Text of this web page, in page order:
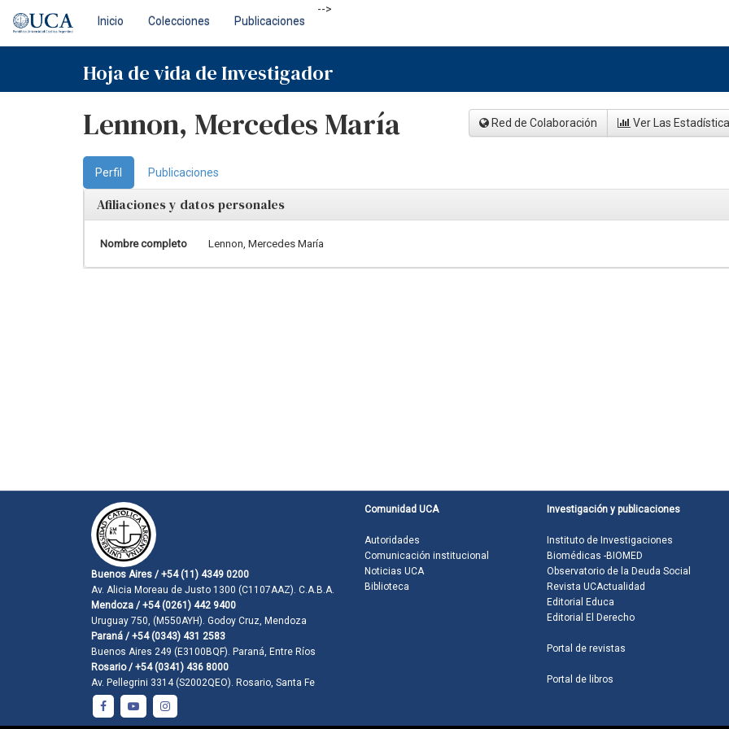
navigation
Inicio Colecciones Publicaciones
-->
Hoja de vida de Investigador
Lennon, Mercedes María Red de Colaboración Ver Las
Perfil Publicaciones
Afiliaciones y datos personales
Nombre completo Lennon, Mercedes María
Buenos Aires / +54 (11) 4349 0200
Av. Alicia Moreau de Justo 1300 (C1107AAZ). C.A.B.A.
Mendoza / +54 (0261) 442 9400
Uruguay 750, (M550AYH). Godoy Cruz, Mendoza
Paraná / +54 (0343) 431 2583
Buenos Aires 249 (E3100BQF). Paraná, Entre Ríos
Rosario / +54 (0341) 436 8000
Av. Pellegrini 3314 (S2002QEO). Rosario, Santa Fe
Comunidad UCA
Autoridades
Comunicación institucional
Noticias UCA
Biblioteca
Investigación y publicaciones
Instituto de Investigaciones
Biomédicas -BIOMED
Observatorio de la Deuda Social
Revista UCActualidad
Editorial Educa
Editorial El Derecho
Portal de revistas
Portal de libros